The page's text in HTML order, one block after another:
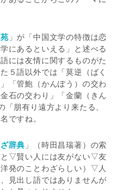
」が「中国文学の特徴は恋
にあるといえる」と述べる
には友情に関するものがた
５語以外では「莫逆（ばく
「管鮑（かんぽう）の交わ
石の交わり」「金蘭（きん
朋有り遠方より来たる、
ですね。
辞典 」（時田昌瑞著）の索
▽賢い人には友がない▽友
発のことわざらしい）▽人
見出し語ではありませんが